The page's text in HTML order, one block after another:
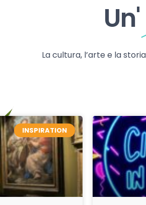
Un'
La cultura, l’arte e la
INSPIRATION